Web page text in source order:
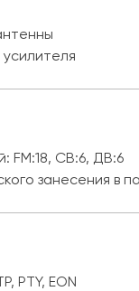
FM:18, СВ:6, ДВ:6
занесения в
PTY, EON